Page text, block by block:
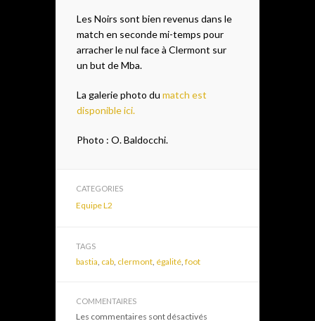
Les Noirs sont bien revenus dans le
match en seconde mi-temps pour
arracher le nul face à Clermont sur
un but de Mba.
La galerie photo du match est
disponible ici.
Photo : O. Baldocchi.
CATEGORIES
Equipe L2
TAGS
bastia cab clermont égalité foot
COMMENTAIRES
Les commentaires sont désactivés